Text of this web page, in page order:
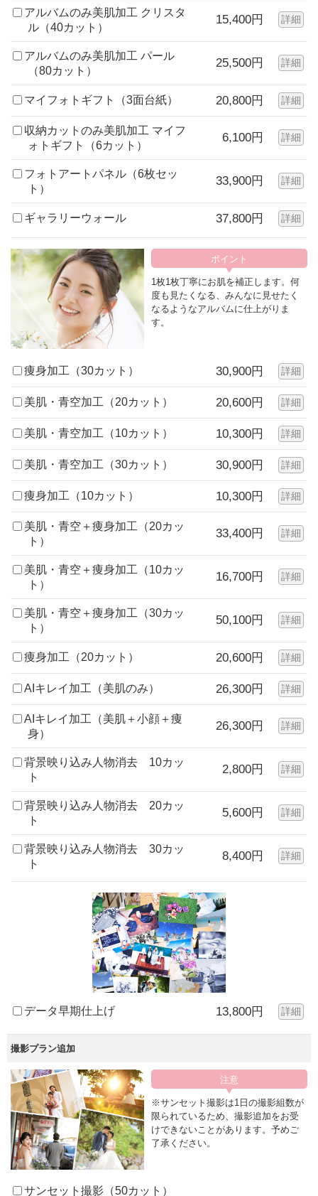
アルバムのみ美肌加工 クリスタ
ル（40カット）
15,400円 詳細
アルバムのみ美肌加工 パール
（80カット）
25,500円 詳細
マイフォトギフト（3面台紙） 20,800円 詳細
収納カットのみ美肌加工 マイフ
ォトギフト（6カット）
6,100円 詳細
フォトアートパネル（6枚セッ
ト）
33,900円 詳細
ギャラリーウォール 37,800円 詳細
1枚1枚丁寧にお肌を補正します。何
度も見たくなる、みんなに見せたく
なるようなアルバムに仕上がりま
す。
痩身加工（30カット） 30,900円 詳細
美肌・青空加工（20カット） 20,600円 詳細
美肌・青空加工（10カット） 10,300円 詳細
美肌・青空加工（30カット） 30,900円 詳細
痩身加工（10カット） 10,300円 詳細
美肌・青空＋痩身加工（20カッ
ト）
33,400円 詳細
美肌・青空＋痩身加工（10カッ
ト）
16,700円 詳細
美肌・青空＋痩身加工（30カッ
ト）
50,100円 詳細
痩身加工（20カット） 20,600円 詳細
AIキレイ加工（美肌のみ） 26,300円 詳細
AIキレイ加工（美肌＋小顔＋痩
身）
26,300円 詳細
背景映り込み人物消去 10カッ
ト
2,800円 詳細
背景映り込み人物消去 20カッ
ト
5,600円 詳細
背景映り込み人物消去 30カッ
ト
8,400円 詳細
データ早期仕上げ 13,800円 詳細
撮影プラン追加
※サンセット撮影は1日の撮影組数が
限られているため、撮影追加をお受
けできないことがあります。予めご
了承ください。
サンセット撮影（50カット）